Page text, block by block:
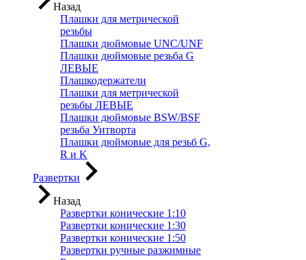
Назад
Плашки для метрической
резьбы
Плашки дюймовые UNC/UNF
Плашки дюймовые резьба G
ЛЕВЫЕ
Плашкодержатели
Плашки для метрической
резьбы ЛЕВЫЕ
Плашки дюймовые BSW/BSF
резьба Уитворта
Плашки дюймовые для резьб G,
R и K
Развертки
Назад
Развертки конические 1:10
Развертки конические 1:30
Развертки конические 1:50
Развертки ручные разжимные